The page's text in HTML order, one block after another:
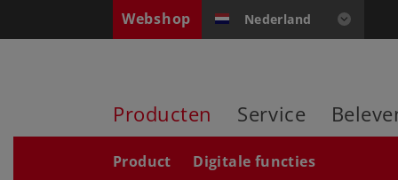
Webshop Nederland
Producten Service
Product Digitale functies